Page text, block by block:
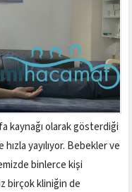
kaynağı olarak gösterdiği
hızla yayılıyor. Bebekler ve
binlerce kişi
birçok kliniğin de